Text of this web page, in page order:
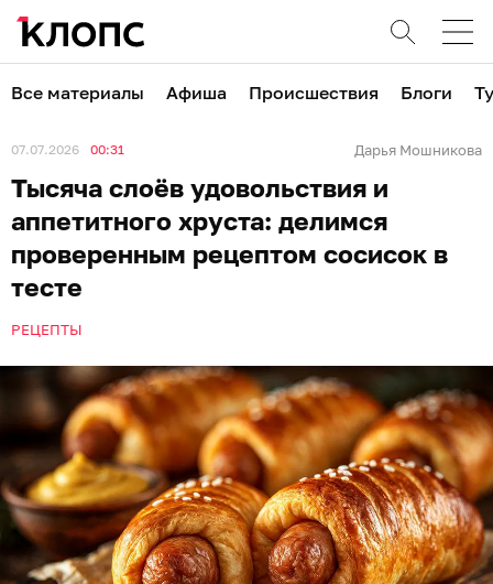
Все материалы Афиша Происшествия Блоги
07.07.2026 00:31 Дарья Мошникова
Тысяча слоёв удовольствия и
аппетитного хруста: делимся
проверенным рецептом сосисок в
тесте
РЕЦЕПТЫ